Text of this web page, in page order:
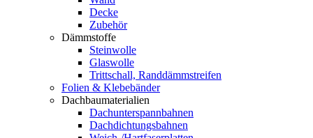
Decke
Zubehör
Dämmstoffe
Steinwolle
Glaswolle
Trittschall, Randdämmstreifen
Folien & Klebebänder
Dachbaumaterialien
Dachunterspannbahnen
Dachdichtungsbahnen